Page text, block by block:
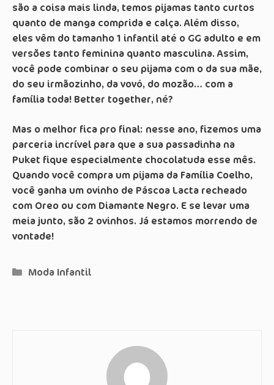
são a coisa mais linda, temos pijamas tanto curtos
quanto de manga comprida e calça. Além disso,
eles vêm do tamanho 1 infantil até o GG adulto e em
versões tanto feminina quanto masculina. Assim,
você pode combinar o seu pijama com o da sua mãe,
do seu irmãozinho, da vovó, do mozão… com a
família toda! Better together, né?
Mas o melhor fica pro final: nesse ano, fizemos uma
parceria incrível para que a sua passadinha na
Puket fique especialmente chocolatuda esse mês.
Quando você compra um pijama da Família Coelho,
você ganha um ovinho de Páscoa Lacta recheado
com Oreo ou com Diamante Negro. E se levar uma
meia junto, são 2 ovinhos. Já estamos morrendo de
vontade!
Categorias
Moda Infantil